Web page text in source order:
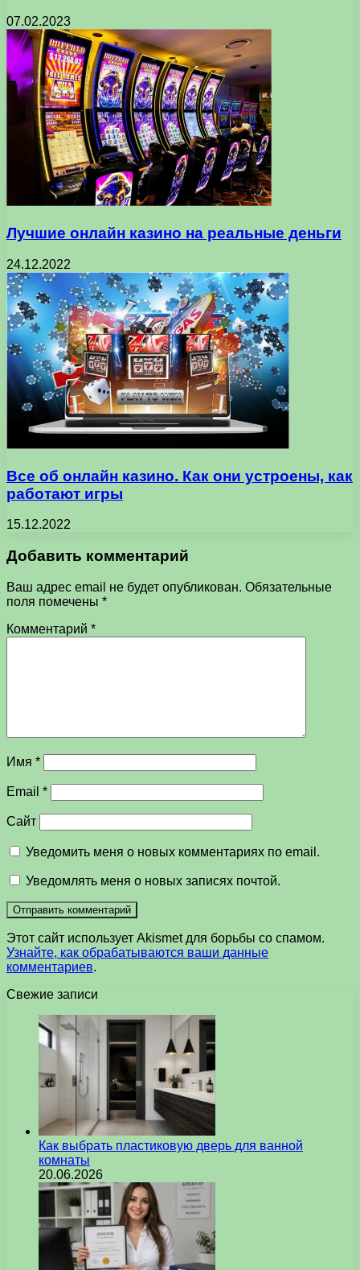
07.02.2023
Лучшие онлайн казино на реальные деньги
24.12.2022
Все об онлайн казино. Как они устроены, как
работают игры
15.12.2022
Добавить комментарий
Ваш адрес email не будет опубликован. Обязательные
поля помечены *
Комментарий *
Имя *
Email *
Сайт
Уведомить меня о новых комментариях по email.
Уведомлять меня о новых записях почтой.
Этот сайт использует Akismet для борьбы со спамом.
Узнайте, как обрабатываются ваши данные
комментариев.
Свежие записи
Как выбрать пластиковую дверь для ванной
комнаты
20.06.2026